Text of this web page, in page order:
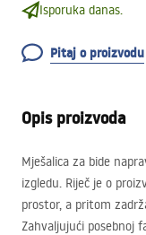
Isporuka danas.
Pitaj o proizvodu
Opis proizvoda
Mješalica za bide
izgledu. Riječ je o
prostor, a pritom
Zahvaljujući posebnoj